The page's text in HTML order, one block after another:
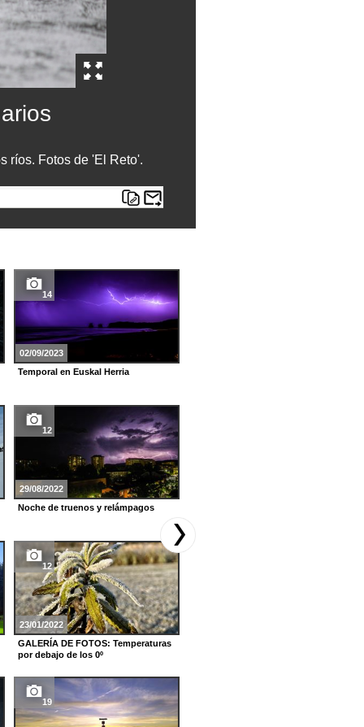
ríos. Fotos de 'El Reto'.
14
02/09/2023
Temporal en Euskal Herria
12
29/08/2022
Noche de truenos y relámpagos
12
23/01/2022
GALERÍA DE FOTOS: Temperaturas
por debajo de los 0º
19